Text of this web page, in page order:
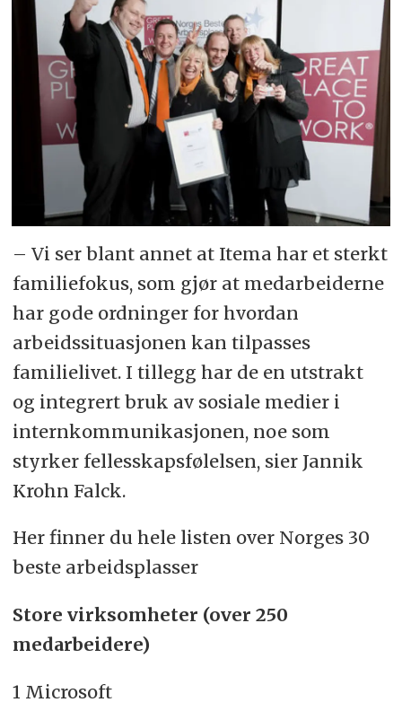
– Vi ser blant annet at Itema har et sterkt
familiefokus, som gjør at medarbeiderne
har gode ordninger for hvordan
arbeidssituasjonen kan tilpasses
familielivet. I tillegg har de en utstrakt
og integrert bruk av sosiale medier i
internkommunikasjonen, noe som
styrker fellesskapsfølelsen, sier Jannik
Krohn Falck.
Her finner du hele listen over Norges 30
beste arbeidsplasser
Store virksomheter (over 250
medarbeidere)
1 Microsoft